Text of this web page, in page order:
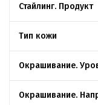
Стайлинг. Продукт
Тип кожи
Окрашивание.
Окрашивание.